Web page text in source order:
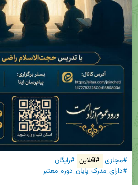
#مجازی #آفلاین #رایگان
#دارای_مدرک_پایان_دوره_معتبر